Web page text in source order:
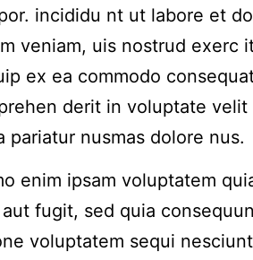
incididu nt ut labore et
veniam, uis nostrud exerc
ex ea commodo
derit in voluptate
pariatur nusmas dolore nus.
enim ipsam voluptatem
fugit, sed quia
voluptatem sequi